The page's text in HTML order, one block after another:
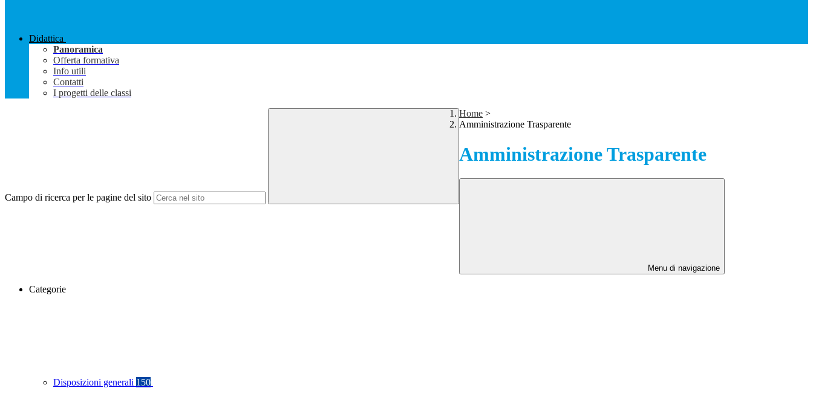
Didattica
Panoramica
Offerta formativa
Info utili
Contatti
I progetti delle classi
Campo di ricerca per le pagine del sito
Home >
Amministrazione Trasparente
Amministrazione Trasparente
Menu di navigazione
Categorie
Disposizioni generali 150